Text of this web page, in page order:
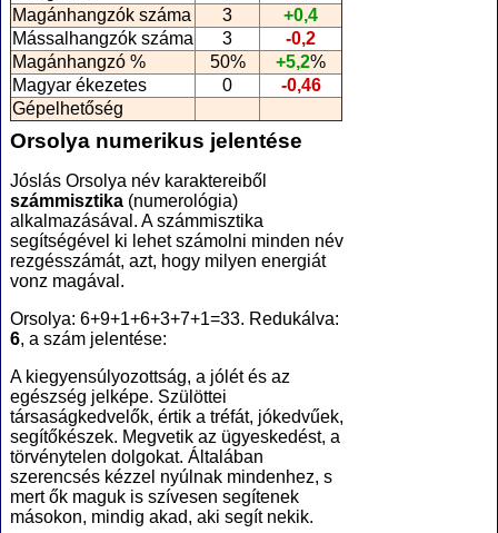
Magánhangzók száma
3
+0,4
Mássalhangzók száma
3
-0,2
Magánhangzó %
50% +5,2%
Magyar ékezetes
0
-0,46
Gépelhetőség
Orsolya numerikus jelentése
Jóslás Orsolya név karaktereiből
számmisztika (numerológia)
alkalmazásával. A számmisztika
segítségével ki lehet számolni minden név
rezgésszámát, azt, hogy milyen energiát
vonz magával.
Orsolya: 6+9+1+6+3+7+1=33. Redukálva:
6, a szám jelentése:
A kiegyensúlyozottság, a jólét és az
egészség jelképe. Szülöttei
társaságkedvelők, értik a tréfát, jókedvűek,
segítőkészek. Megvetik az ügyeskedést, a
törvénytelen dolgokat. Általában
szerencsés kézzel nyúlnak mindenhez, s
mert ők maguk is szívesen segítenek
másokon, mindig akad, aki segít nekik.